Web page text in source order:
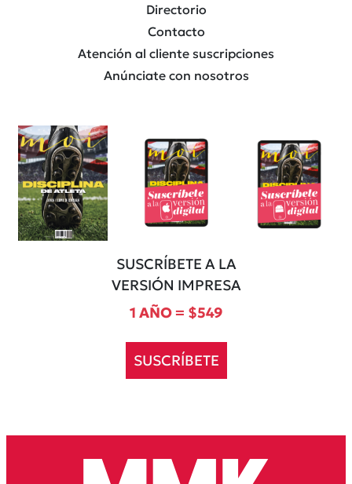
Directorio
Contacto
Atención al cliente suscripciones
Anúnciate con nosotros
SUSCRÍBETE A LA
VERSIÓN IMPRESA
1 AÑO = $549
SUSCRÍBETE